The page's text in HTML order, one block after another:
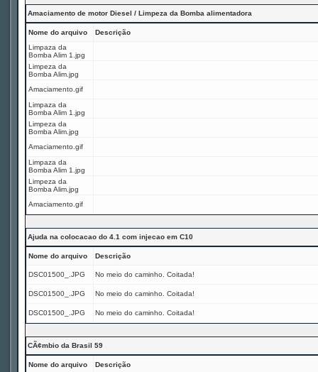
Amaciamento de motor Diesel / Limpeza da Bomba alimentadora
Nome do arquivo
Descrição
Limpaza da
Bomba Alim 1.jpg
Limpeza da
Bomba Alim.jpg
Amaciamento.gif
Limpaza da
Bomba Alim 1.jpg
Limpeza da
Bomba Alim.jpg
Amaciamento.gif
Limpaza da
Bomba Alim 1.jpg
Limpeza da
Bomba Alim.jpg
Amaciamento.gif
Ajuda na colocacao do 4.1 com injecao em C10
Nome do arquivo Descrição
DSC01500_.JPG No meio do caminho. Coitada!
DSC01500_.JPG No meio do caminho. Coitada!
DSC01500_.JPG No meio do caminho. Coitada!
CÃ¢mbio da Brasil 59
Nome do arquivo
Descrição